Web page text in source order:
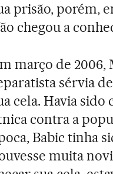
prisão, porém,
chegou a
março de 2006,
sérvia
cela. Havia
contra a
Babic tinha
muita